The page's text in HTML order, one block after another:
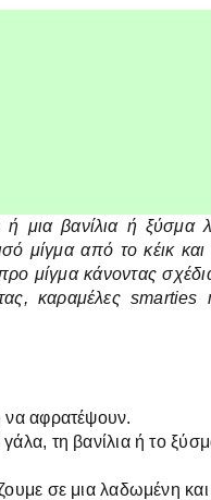
μια βανίλια ή ξύσμα
μίγμα από το κέικ και
μίγμα κάνοντας
καραμέλες smarties
να αφρατέψουν.
τη βανίλια ή το
σε μια λαδωμένη